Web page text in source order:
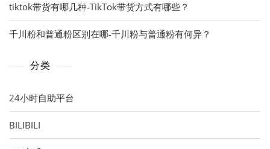
tiktok带货有哪几种-TikTok带货方式有哪些？
千川粉和普通粉区别在哪-千川粉与普通粉有何异？
分类
24小时自助平台
BILIBILI